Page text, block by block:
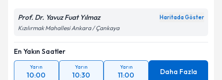
Prof. Dr. Yavuz Fuat Yılmaz Haritada Göster
Kızılırmak Mahallesi Ankara / Çankaya
En Yakın Saatler
Yarın
10:00
Yarın
10:30
Yarın
11:00 Daha Fazla